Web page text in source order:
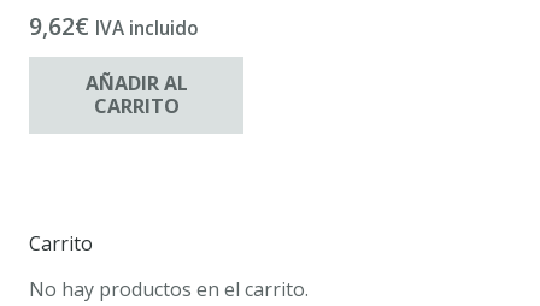
9,62€ IVA incluido
AÑADIR AL
CARRITO
Carrito
No hay productos en el carrito.